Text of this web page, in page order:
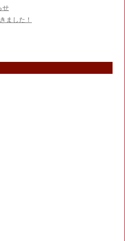
せ
ました！